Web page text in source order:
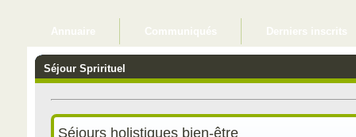
Annuaire Communiqués Derniers inscrits
Séjour Sprirituel
Séjours holistiques bien-être